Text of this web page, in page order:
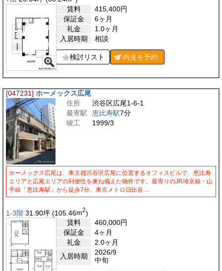
賃料
415,400円
保証金
6ヶ月
礼金
1.0ヶ月
入居時期
相談
検討リスト 内見を予約
[047231] ホーメックス広尾
住所
渋谷区広尾1-6-1
最寄駅
恵比寿駅7分
竣工
1999/3
ホーメックス広尾は、東京都渋谷区広尾に位置するオフィスビルで、恵比寿
エリアと広尾エリアの利便性を兼ね備えた物件です。最寄りのJR埼京線・山
手線「恵比寿駅」から徒歩7分、東京メトロ日比谷…
1-3階 31.90坪 (105.46m2)
賃料
460,000円
保証金
4ヶ月
礼金
2.0ヶ月
入居時期
2026/9
中旬